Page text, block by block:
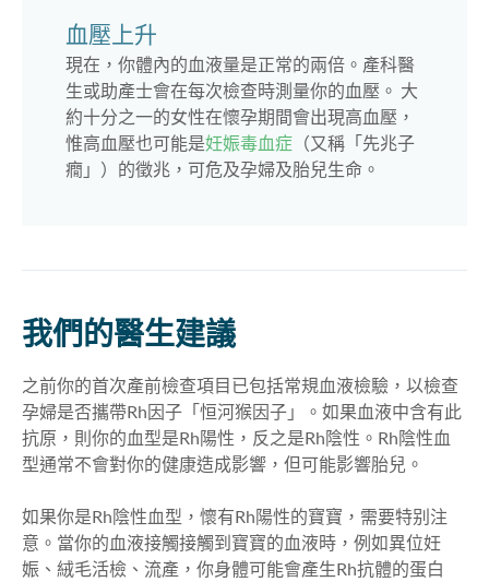
血壓上升
現在，你體內的血液量是正常的兩倍。產科醫
生或助產士會在每次檢查時測量你的血壓。 大
約十分之一的女性在懷孕期間會出現高血壓，
惟高血壓也可能是妊娠毒血症 （又稱「先兆子
癇」）的徵兆，可危及孕婦及胎兒生命。
我們的醫生建議
之前你的首次產前檢查項目已包括常規血液檢驗，以檢查
孕婦是否攜帶Rh因子「恒河猴因子」。如果血液中含有此
抗原，則你的血型是Rh陽性，反之是Rh陰性。Rh陰性血
型通常不會對你的健康造成影響，但可能影響胎兒。
如果你是Rh陰性血型，懷有Rh陽性的寶寶，需要特别注
意。當你的血液接觸接觸到寶寶的血液時，例如異位妊
娠、絨毛活檢、流產，你身體可能會產生Rh抗體的蛋白